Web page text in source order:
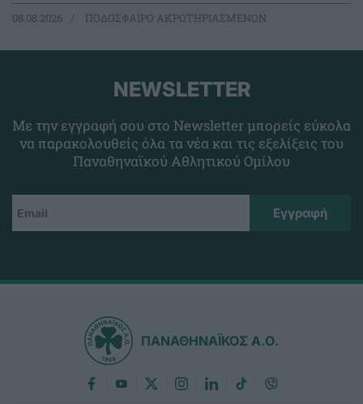
08.08.2026 ΠΟΔΟΣΦΑΙΡΟ ΑΚΡΩΤΗΡΙΑΣΜΕΝΩΝ
NEWSLETTER
Με την εγγραφή σου στο Newsletter μπορείς εύκολα
να παρακολουθείς όλα τα νέα και τις εξελίξεις του
Παναθηναϊκού Αθλητικού Ομίλου
ΠΑΝΑΘΗΝΑΪΚΟΣ Α.Ο.